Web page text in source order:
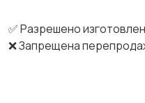
✅ Разрешено
❌ Запрещена